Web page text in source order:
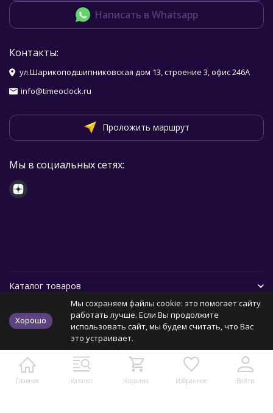
Главная Каталог Корзина Избранное Войти
Написать в Whatsapp
Контакты:
ул.Шарикоподшипниковская дом 13, строение 3, офис 246А
info@timeoclock.ru
Проложить маршрут
Мы в социальных сетях:
Каталог товаров
Помощь
Политика персональных данных Карта сайта
Хорошо
Мы сохраняем файлы cookie: это помогает сайту
работать лучше. Если Вы продолжите
использовать сайт, мы будем считать, что Вас
это устраивает.